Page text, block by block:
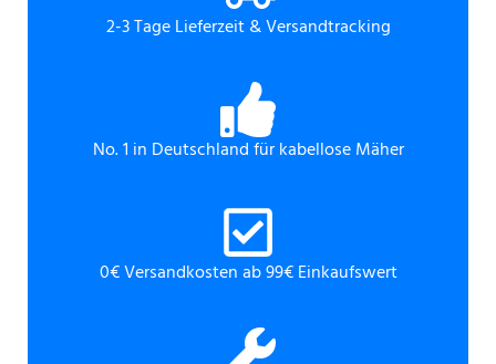
2-3 Tage Lieferzeit & Versandtracking
No. 1 in Deutschland für kabellose Mäher
0€ Versandkosten ab 99€ Einkaufswert